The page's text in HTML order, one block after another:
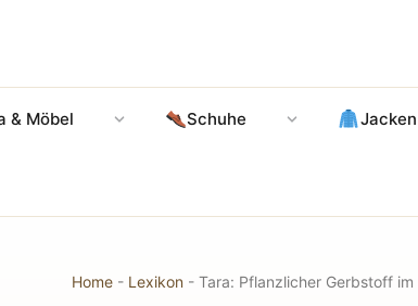
& Möbel Schuhe Jacken
Home- Lexikon - Tara: Pflanzlicher Gerbstoff